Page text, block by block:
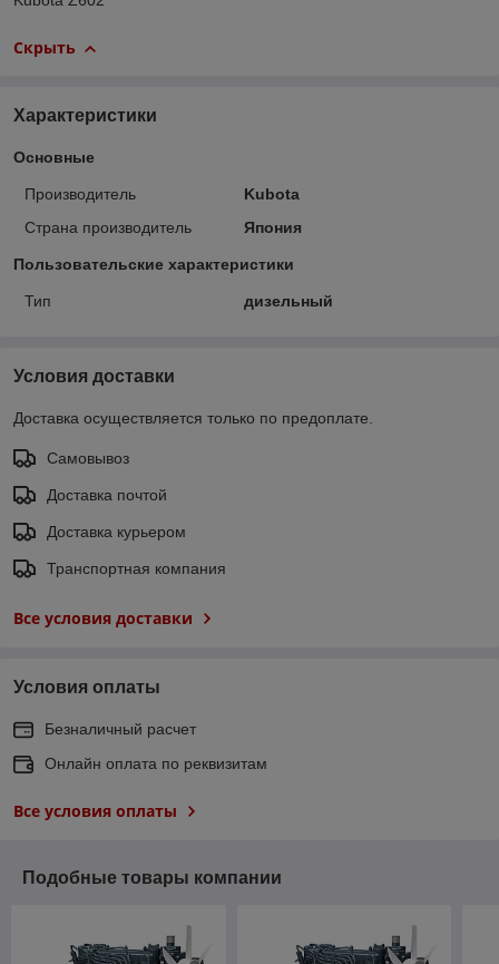
Скрыть
Характеристики
Основные
Производитель
Kubota
Страна производитель
Япония
Пользовательские характеристики
Тип дизельный
Условия доставки
Доставка осуществляется только по предоплате.
Самовывоз
Доставка почтой
Доставка курьером
Транспортная компания
Все условия доставки
Условия оплаты
Безналичный расчет
Онлайн оплата по реквизитам
Все условия оплаты
Подобные товары компании